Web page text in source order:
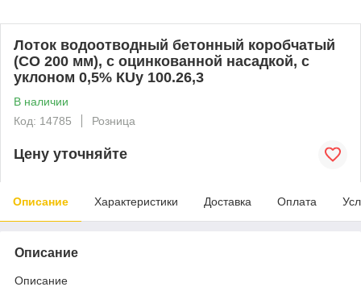
Лоток водоотводный бетонный коробчатый
(СО 200 мм), с оцинкованной насадкой, с
уклоном 0,5% КUу 100.26,3
В наличии
Код: 14785
Розница
Цену уточняйте
Описание Характеристики Доставка Оплата
Описание
Описание